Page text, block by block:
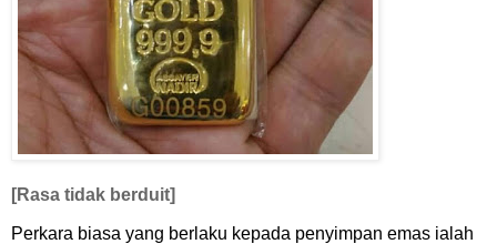
[Rasa tidak berduit]
Perkara biasa yang berlaku kepada penyimpan emas ialah